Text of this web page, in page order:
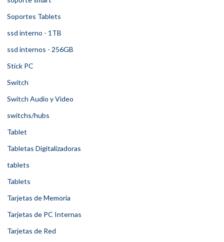
Soportes Tablets
ssd interno - 1TB
ssd internos - 256GB
Stick PC
Switch
Switch Audio y Video
switchs/hubs
Tablet
Tabletas Digitalizadoras
tablets
Tablets
Tarjetas de Memoria
Tarjetas de PC Internas
Tarjetas de Red